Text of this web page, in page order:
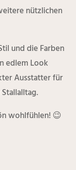
nützlichen
und die Farben
edlem Look
Ausstatter für
wohlfühlen! 😉